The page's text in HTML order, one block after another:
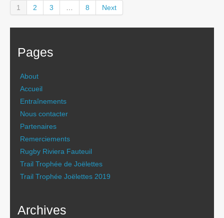
Trail
Pour
1 2 3 … 8 Next
Pages
About
Accueil
Entraînements
Nous contacter
Partenaires
Remerciements
Rugby Riviera Fauteuil
Trail Trophée de Joëlettes
Trail Trophée Joëlettes 2019
Archives